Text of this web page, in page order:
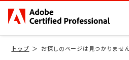
トップ お探しのページは見つかりませ